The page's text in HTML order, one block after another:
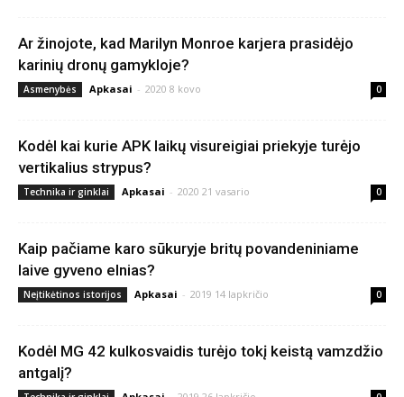
Ar žinojote, kad Marilyn Monroe karjera prasidėjo
karinių dronų gamykloje?
Asmenybės Apkasai - 2020 8 kovo 0
Kodėl kai kurie APK laikų visureigiai priekyje turėjo
vertikalius strypus?
Technika ir ginklai Apkasai - 2020 21 vasario 0
Kaip pačiame karo sūkuryje britų povandeniniame
laive gyveno elnias?
Neįtikėtinos istorijos Apkasai - 2019 14 lapkričio 0
Kodėl MG 42 kulkosvaidis turėjo tokį keistą vamzdžio
antgalį?